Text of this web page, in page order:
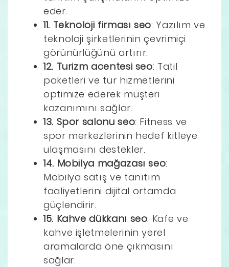
eder.
11. Teknoloji firması seo: Yazılım ve
teknoloji şirketlerinin çevrimiçi
görünürlüğünü artırır.
12. Turizm acentesi seo: Tatil
paketleri ve tur hizmetlerini
optimize ederek müşteri
kazanımını sağlar.
13. Spor salonu seo: Fitness ve
spor merkezlerinin hedef kitleye
ulaşmasını destekler.
14. Mobilya mağazası seo:
Mobilya satış ve tanıtım
faaliyetlerini dijital ortamda
güçlendirir.
15. Kahve dükkanı seo: Kafe ve
kahve işletmelerinin yerel
aramalarda öne çıkmasını
sağlar.